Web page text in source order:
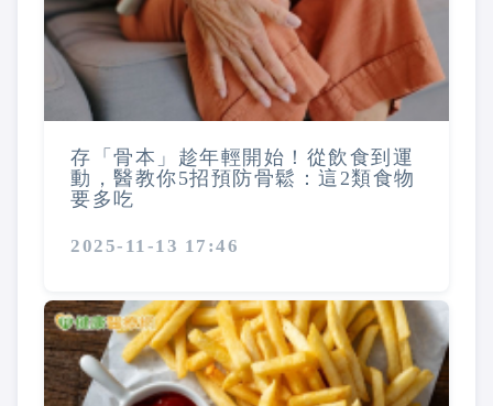
存「骨本」趁年輕開始！從飲食到運
動，醫教你5招預防骨鬆：這2類食物
要多吃
2025-11-13 17:46